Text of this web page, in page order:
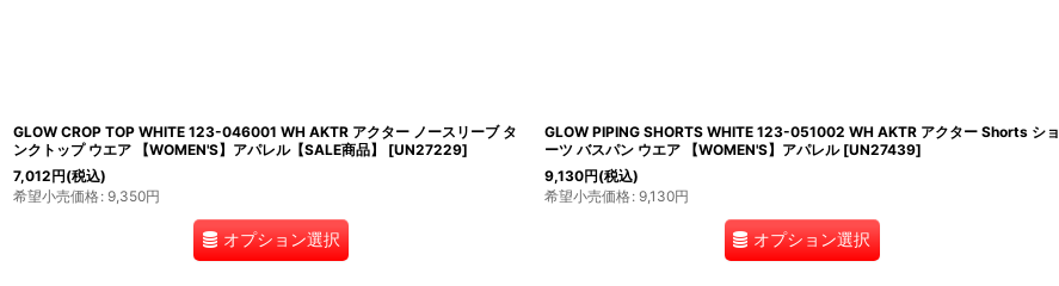
GLOW CROP TOP WHITE 123-046001 WH AKTR アクター ノースリーブ タ
ンクトップ ウエア 【WOMEN'S】アパレル【SALE商品】
[UN27229]
7,012円(税込)
希望小売価格: 9,350円
オプション選択
GLOW PIPING SHORTS WHITE 123-051002 WH AKTR アクター Shorts ショ
ーツ バスパン ウエア 【WOMEN'S】アパレル [UN27439]
9,130円(税込)
希望小売価格: 9,130円
オプション選択